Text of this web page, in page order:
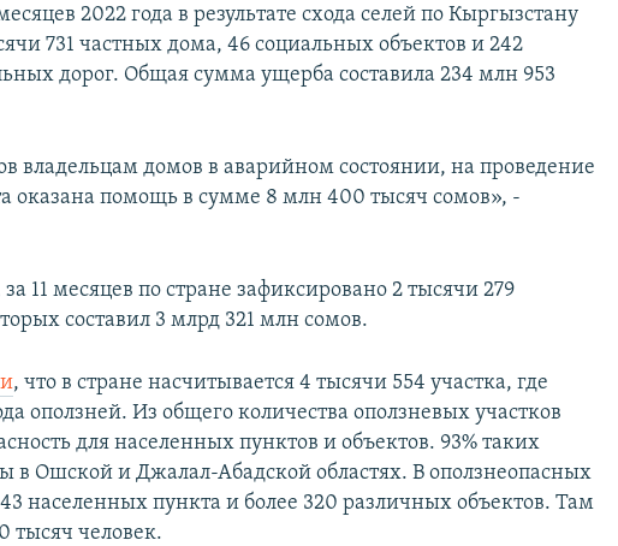
2022 года в результате схода селей по Кыргызстану
731 частных дома, 46 социальных объектов и 242
дорог. Общая сумма ущерба составила 234 млн 953
владельцам домов в аварийном состоянии, на проведение
оказана помощь в сумме 8 млн 400 тысяч сомов», -
11 месяцев по стране зафиксировано 2 тысячи 279
составил 3 млрд 321 млн сомов.
, что в стране насчитывается 4 тысячи 554 участка, где
оползней. Из общего количества оползневых участков
для населенных пунктов и объектов. 93% таких
в Ошской и Джалал-Абадской областях. В оползнеопасных
населенных пункта и более 320 различных объектов. Там
тысяч человек.